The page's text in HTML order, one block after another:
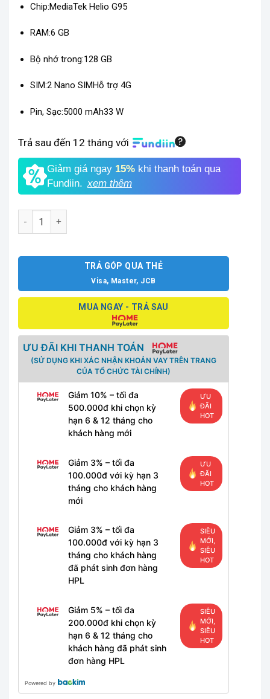
Chip:MediaTek Helio G95
RAM:6 GB
Bộ nhớ trong:128 GB
SIM:2 Nano SIMHỗ trợ 4G
Pin, Sạc:5000 mAh33 W
Trả sau đến 12 tháng với
Giảm giá ngay 15%khi thanh toán qua
Fundiin. xem thêm
Xiaomi Redmi Note 10S 6GB số lượng
TRẢ GÓP QUA THẺ
Visa, Master, JCB
MUA NGAY - TRẢ SAU
ƯU ĐÃI KHI THANH TOÁN
(SỬ DỤNG KHI XÁC NHẬN KHOẢN VAY TRÊN TRANG
CỦA TỔ CHỨC TÀI CHÍNH)
Giảm 10% – tối đa
500.000đ khi chọn kỳ
hạn 6 & 12 tháng cho
khách hàng mới
ƯU
ĐÃI
HOT
Giảm 3% – tối đa
100.000đ với kỳ hạn 3
tháng cho khách hàng
mới
ƯU
ĐÃI
HOT
Giảm 3% – tối đa
100.000đ với kỳ hạn 3
tháng cho khách hàng
đã phát sinh đơn hàng
HPL
SIÊU
MỚI,
SIÊU
HOT
Giảm 5% – tối đa
200.000đ khi chọn kỳ
hạn 6 & 12 tháng cho
khách hàng đã phát sinh
đơn hàng HPL
SIÊU
MỚI,
SIÊU
HOT
Powered by